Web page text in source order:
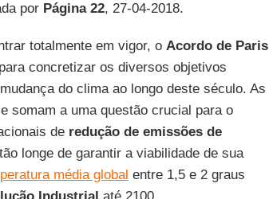
por Página 22, 27-04-2018.
totalmente em vigor, o Acordo de Paris
concretizar os diversos objetivos
do clima ao longo deste século. As
somam a uma questão crucial para o
de redução de emissões de
longe de garantir a viabilidade de sua
média global entre 1,5 e 2 graus